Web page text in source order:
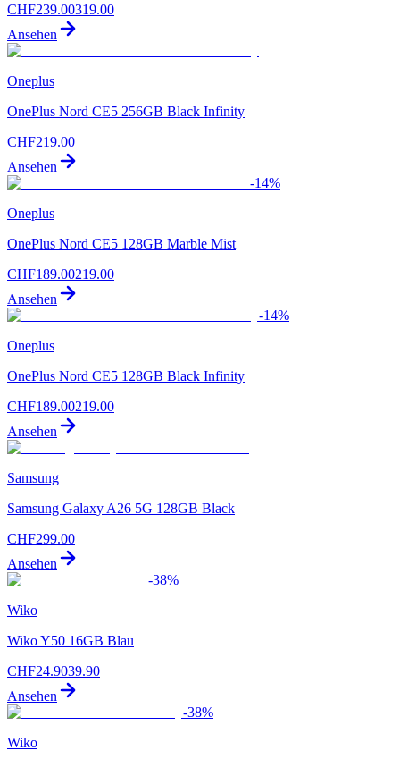
CHF239.00319.00
Ansehen
Oneplus
OnePlus Nord CE5 256GB Black Infinity
CHF219.00
Ansehen
-14%
Oneplus
OnePlus Nord CE5 128GB Marble Mist
CHF189.00219.00
Ansehen
-14%
Oneplus
OnePlus Nord CE5 128GB Black Infinity
CHF189.00219.00
Ansehen
Samsung
Samsung Galaxy A26 5G 128GB Black
CHF299.00
Ansehen
-38%
Wiko
Wiko Y50 16GB Blau
CHF24.9039.90
Ansehen
-38%
Wiko